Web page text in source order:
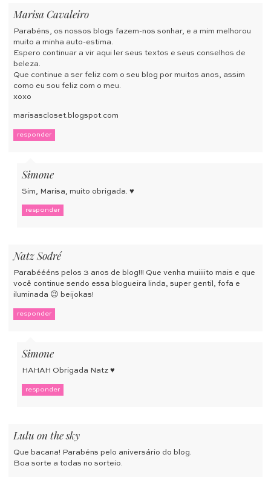
Marisa Cavaleiro
Parabéns, os nossos blogs fazem-nos sonhar, e a mim melhorou
muito a minha auto-estima.
Espero continuar a vir aqui ler seus textos e seus conselhos de
beleza.
Que continue a ser feliz com o seu blog por muitos anos, assim
como eu sou feliz com o meu.
xoxo
marisascloset.blogspot.com
responder
Simone
Sim, Marisa, muito obrigada. ♥
responder
Natz Sodré
Parabéééns pelos 3 anos de blog!!! Que venha muiiiito mais e que
você continue sendo essa blogueira linda, super gentil, fofa e
iluminada 😉 beijokas!
responder
Simone
HAHAH Obrigada Natz ♥
responder
Lulu on the sky
Que bacana! Parabéns pelo aniversário do blog.
Boa sorte a todas no sorteio.